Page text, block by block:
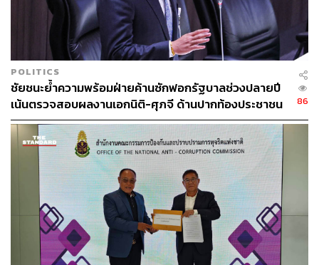
POLITICS
ชัยชนะย้ำความพร้อมฝ่ายค้านซักฟอกรัฐบาลช่วงปลายปี
เน้นตรวจสอบผลงานเอกนิติ-ศุภจี ด้านปากท้องประชาชน
86